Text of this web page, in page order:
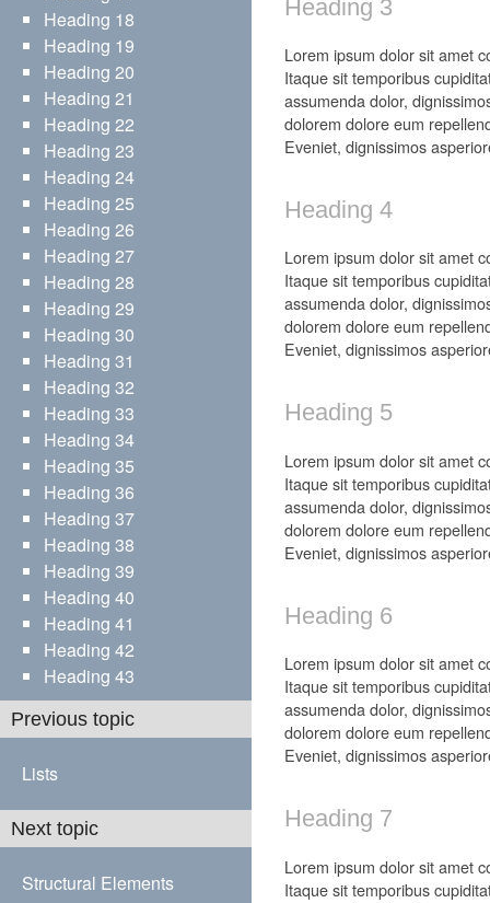
Heading 3
Lorem ipsum dolor sit amet
Itaque sit temporibus
assumenda dolor,
dolorem dolore eum
Eveniet, dignissimos
Heading 4
Lorem ipsum dolor sit amet
Itaque sit temporibus
assumenda dolor,
dolorem dolore eum
Eveniet, dignissimos
Heading 5
Lorem ipsum dolor sit amet
Itaque sit temporibus
assumenda dolor,
dolorem dolore eum
Eveniet, dignissimos
Heading 6
Lorem ipsum dolor sit amet
Itaque sit temporibus
assumenda dolor,
dolorem dolore eum
Eveniet, dignissimos
Heading 7
Lorem ipsum dolor sit amet
Itaque sit temporibus
Heading 18
Heading 19
Heading 20
Heading 21
Heading 22
Heading 23
Heading 24
Heading 25
Heading 26
Heading 27
Heading 28
Heading 29
Heading 30
Heading 31
Heading 32
Heading 33
Heading 34
Heading 35
Heading 36
Heading 37
Heading 38
Heading 39
Heading 40
Heading 41
Heading 42
Heading 43
Previous topic
Lists
Next topic
Structural Elements